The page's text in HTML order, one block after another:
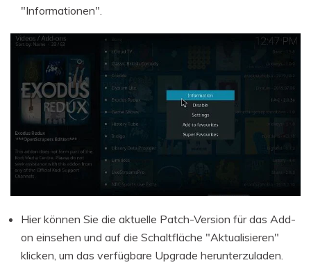
"Informationen".
Hier können Sie die aktuelle Patch-Version für das Add-
on einsehen und auf die Schaltfläche "Aktualisieren"
klicken, um das verfügbare Upgrade herunterzuladen.